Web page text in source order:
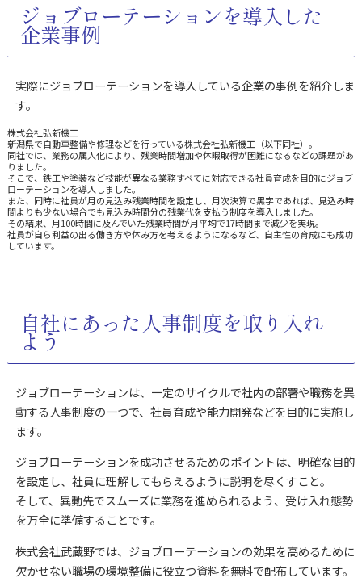
ジョブローテーションを導入した
企業事例
実際にジョブローテーションを導入している企業の事例を紹介しま
す。
株式会社弘新機工
新潟県で自動車整備や修理などを行っている株式会社弘新機工（以下同社）。
同社では、業務の属人化により、残業時間増加や休暇取得が困難になるなどの課題があ
りました。
そこで、鉄工や塗装など技能が異なる業務すべてに対応できる社員育成を目的にジョブ
ローテーションを導入しました。
また、同時に社員が月の見込み残業時間を設定し、月次決算で黒字であれば、見込み時
間よりも少ない場合でも見込み時間分の残業代を支払う制度を導入しました。
その結果、月100時間に及んでいた残業時間が月平均で17時間まで減少を実現。
社員が自ら利益の出る働き方や休み方を考えるようになるなど、自主性の育成にも成功
しています。
自社にあった人事制度を取り入れ
よう
ジョブローテーションは、一定のサイクルで社内の部署や職務を異
動する人事制度の一つで、社員育成や能力開発などを目的に実施し
ます。
ジョブローテーションを成功させるためのポイントは、明確な目的
を設定し、社員に理解してもらえるように説明を尽くすこと。
そして、異動先でスムーズに業務を進められるよう、受け入れ態勢
を万全に準備することです。
株式会社武蔵野では、ジョブローテーションの効果を高めるために
欠かせない職場の環境整備に役立つ資料を無料で配布しています。